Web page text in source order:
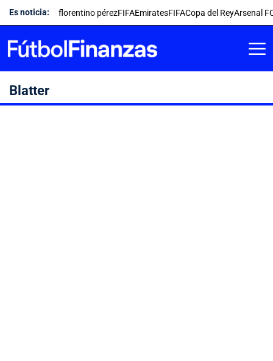
Saltar
al
contenido
Es noticia: florentino pérezFIFAEmiratesFIFACopa del ReyArsenal
Blatter